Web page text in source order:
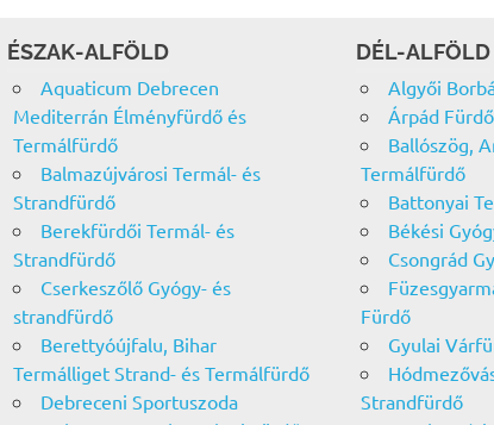
ÉSZAK-ALFÖLD
Aquaticum Debrecen
Mediterrán Élményfürdő és
Termálfürdő
Balmazújvárosi Termál- és
Strandfürdő
Berekfürdői Termál- és
Strandfürdő
Cserkeszőlő Gyógy- és
strandfürdő
Berettyóújfalu, Bihar
Termálliget Strand- és Termálfürdő
Debreceni Sportuszoda
DÉL-ALFÖLD
Algyői
Árpád
Ballószög,
Termálfürdő
Battonyai
Békési
Csongrád
Fürdő
Gyulai
Strandfürdő